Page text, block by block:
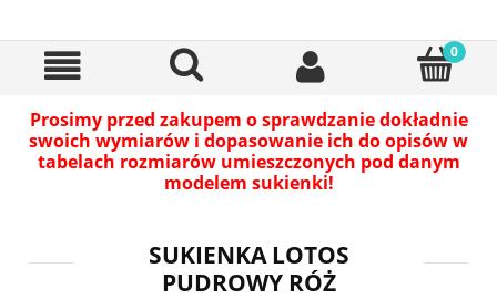
Prosimy przed zakupem o sprawdzanie dokładnie
swoich wymiarów i dopasowanie ich do opisów w
tabelach rozmiarów umieszczonych pod danym
modelem sukienki!
SUKIENKA LOTOS
PUDROWY RÓŻ